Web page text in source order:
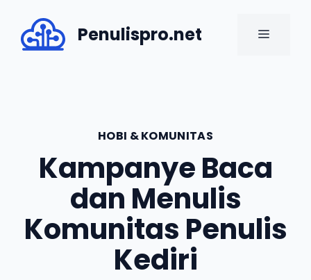
content
Penulispro.net MENU
HOBI & KOMUNITAS
Kampanye Baca
dan Menulis
Komunitas Penulis
Kediri